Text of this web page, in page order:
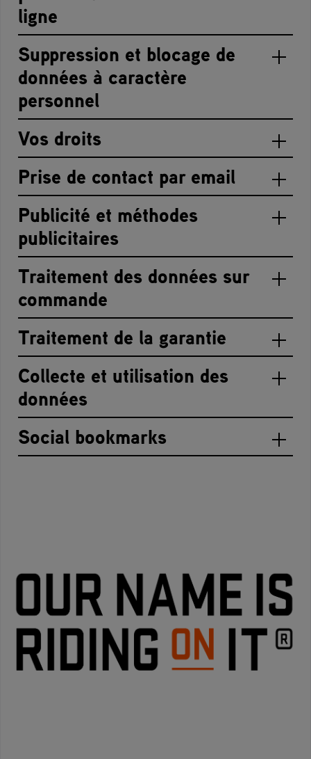
ligne
Suppression et blocage de
données à caractère
personnel
Vos droits
Prise de contact par email
Publicité et méthodes
publicitaires
Traitement des données sur
commande
Traitement de la garantie
Collecte et utilisation des
données
Social bookmarks